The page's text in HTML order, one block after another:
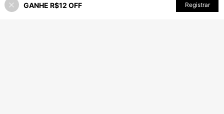
22% OFF! ADICIONAR AO CARRINHO
GANHE R$12 OFF Registrar